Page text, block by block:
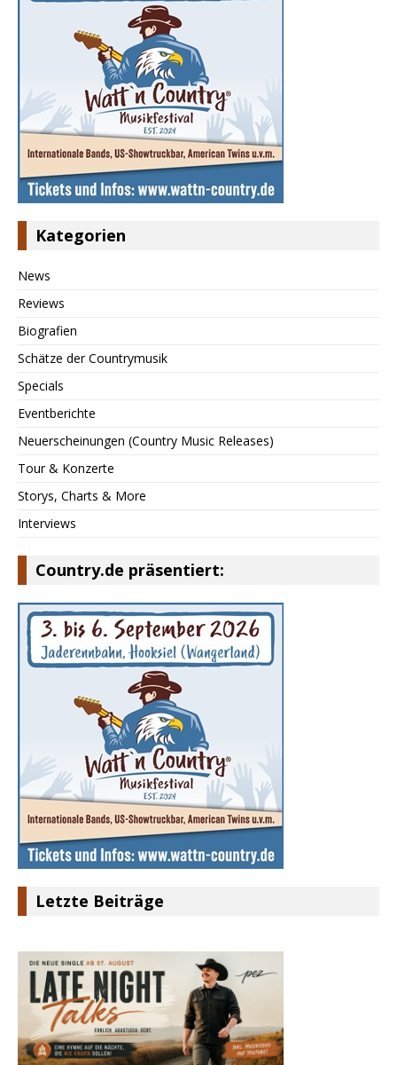
Kategorien
News
Reviews
Biografien
Schätze der Countrymusik
Specials
Eventberichte
Neuerscheinungen (Country Music Releases)
Tour & Konzerte
Storys, Charts & More
Interviews
Country.de präsentiert:
Letzte Beiträge